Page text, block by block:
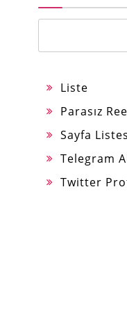
Liste
Parasız
Sayfa
Telegram
Twitter